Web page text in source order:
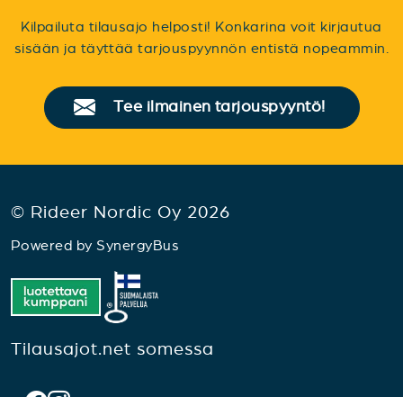
Kilpailuta tilausajo helposti! Konkarina voit kirjautua
sisään ja täyttää tarjouspyynnön entistä nopeammin.
Tee ilmainen tarjouspyyntö!
© Rideer Nordic Oy 2026
Powered by SynergyBus
Tilausajot.net somessa